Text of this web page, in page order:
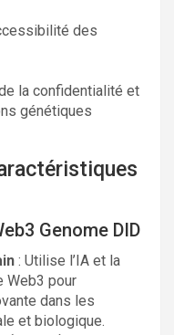
des
la confidentialité et
génétiques
Genome DID
: Utilise l’IA et la
Web3 pour
dans les
et biologique.